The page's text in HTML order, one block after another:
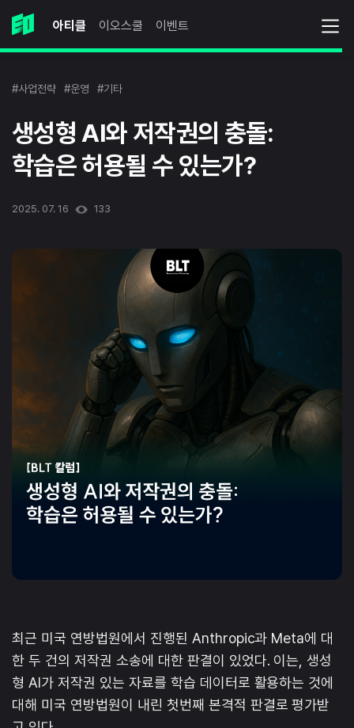
아티클 이오스쿨 이벤트
#사업전략 #운영 #기타
생성형 AI와 저작권의 충돌:
학습은 허용될 수 있는가?
2025. 07. 16 133
최근 미국 연방법원에서 진행된 Anthropic과 Meta에 대
한 두 건의 저작권 소송에 대한 판결이 있었다. 이는, 생성
형 AI가 저작권 있는 자료를 학습 데이터로 활용하는 것에
대해 미국 연방법원이 내린 첫번째 본격적 판결로 평가받